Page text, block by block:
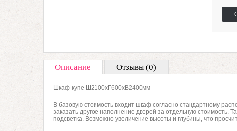
Описание Отзывы (0)
Шкаф-купе Ш2100хГ600хВ2400мм
В базовую стоимость входит шкаф согласно стандартному
заказать другое наполнение дверей за отдельную стоимость.
подсветка. Возможно увеличение высоты и глубины, что